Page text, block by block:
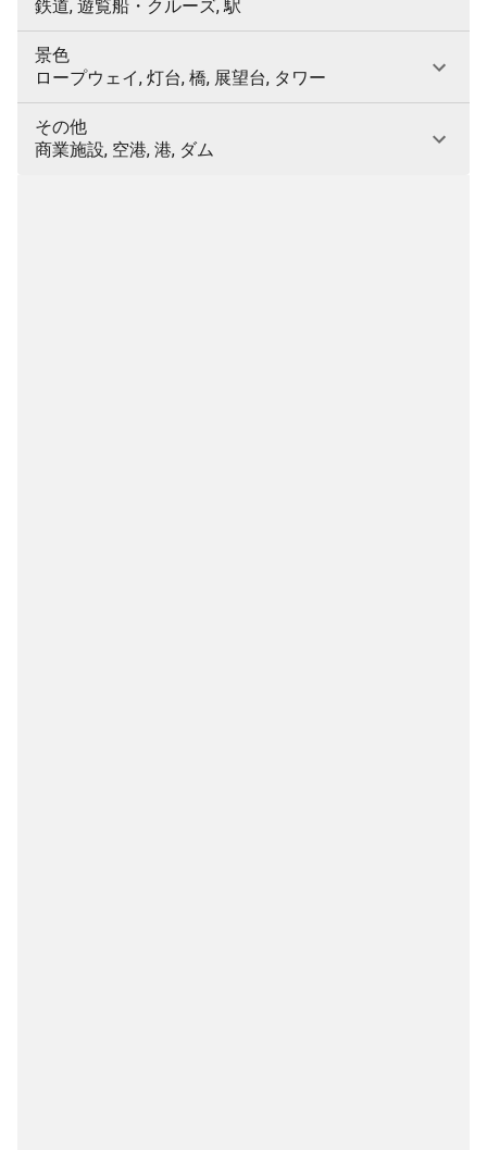
鉄道, 遊覧船・クルーズ, 駅
景色
ロープウェイ, 灯台, 橋, 展望台, タワー
その他
商業施設, 空港, 港, ダム